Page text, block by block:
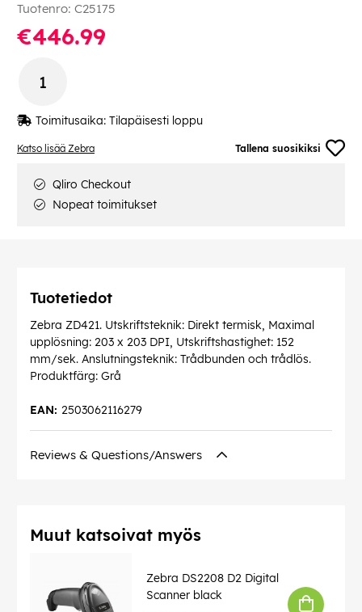
Katso lisää Zebra Tallena suosikiksi
Tuotenro: C25175
€446.99
Toimitusaika: Tilapäisesti loppu
Qliro Checkout
Nopeat toimitukset
Tuotetiedot
Zebra ZD421. Utskriftsteknik: Direkt termisk, Maximal
upplösning: 203 x 203 DPI, Utskriftshastighet: 152
mm/sek. Anslutningsteknik: Trådbunden och trådlös.
Produktfärg: Grå
2503062116279
EAN:
Reviews & Questions/Answers
Muut katsoivat myös
Zebra DS2208 D2 Digital
Scanner black